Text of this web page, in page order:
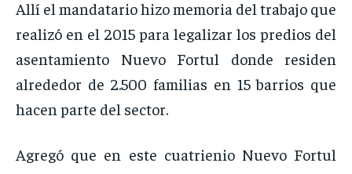
Allí el mandatario hizo memoria del trabajo que
realizó en el 2015 para legalizar los predios del
asentamiento Nuevo Fortul donde residen
alrededor de 2.500 familias en 15 barrios que
hacen parte del sector.
Agregó que en este cuatrienio Nuevo Fortul